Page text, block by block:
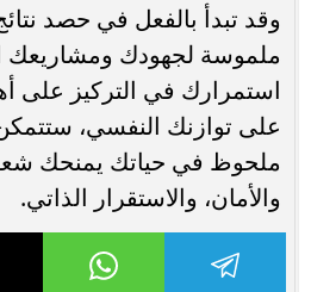
وقد تبدأ بالفعل في حصد
ملموسة لجهودك ومشاريعك
استمرارك في التركيز على
على توازنك النفسي،
ملحوظ في حياتك يمنحك
والأمان، والاستقرار الذاتي.